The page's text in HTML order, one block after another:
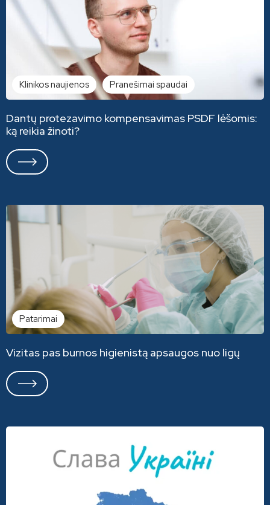
Klinikos naujienos Pranešimai spaudai
Dantų protezavimo kompensavimas PSDF lėšomis:
ką reikia žinoti?
Patarimai
Vizitas pas burnos higienistą apsaugos nuo ligų